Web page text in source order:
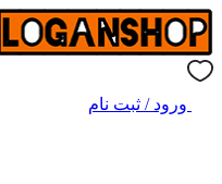
ورود / ثبت نام